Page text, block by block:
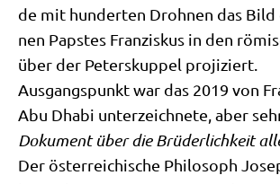
de mit hun­der­ten Droh­nen das
nen Pap­stes Fran­zis­kus in den
über der Peters­kup­pel pro­ji­ziert.
Aus­gangs­punkt war das 2019 von
Abu Dha­bi unter­zeich­ne­te, aber
Doku­ment über die Brü­der­lich­keit
Der öster­rei­chi­sche Phi­lo­soph